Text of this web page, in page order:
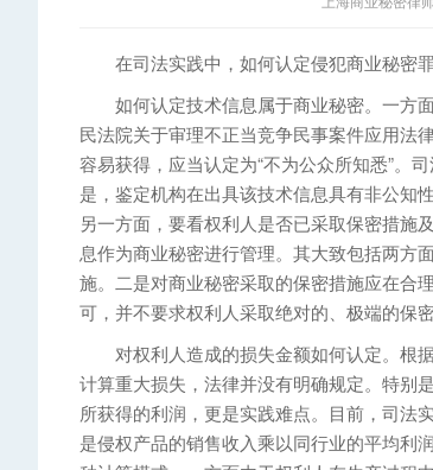
在司法实践中，如何认定侵犯商业秘密罪
如何认定技术信息属于商业秘密。一方面
民法院关于审理不正当竞争民事案件应用法
容易获得，应当认定为“不为公众所知悉”。
是，鉴定机构在出具该技术信息具有非公知
另一方面，要看权利人是否已采取保密措施
息作为商业秘密进行管理。其大致包括两方
施。二是对商业秘密采取的保密措施应在合
可，并不要求权利人采取绝对的、极端的保密
对权利人造成的损失金额如何认定。根据
计算重大损失，法律并没有明确规定。特别
所获得的利润，更是实践难点。目前，司法
是侵权产品的销售收入乘以同行业的平均利